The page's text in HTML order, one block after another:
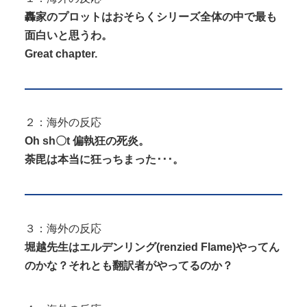
轟家のプロットはおそらくシリーズ全体の中で最も
面白いと思うわ。
Great chapter.
２：海外の反応
Oh sh〇t 偏執狂の死炎。
荼毘は本当に狂っちまった･･･。
３：海外の反応
堀越先生はエルデンリング(renzied Flame)やってん
のかな？それとも翻訳者がやってるのか？